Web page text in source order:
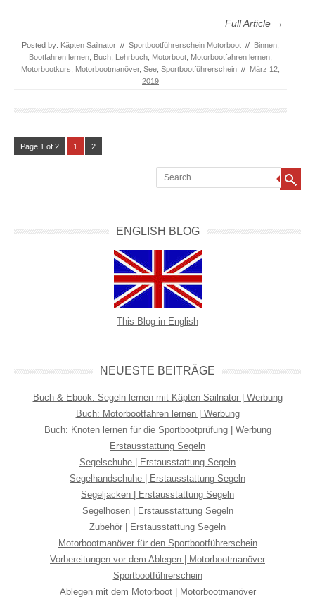
Full Article →
Posted by: Käpten Sailnator // Sportbootführerschein Motorboot // Binnen
Bootfahren lernen Buch Lehrbuch Motorboot Motorbootfahren lernen
Motorbootkurs
Motorbootmanöver, See Sportbootführerschein // März 12,
2019
Page 1 of 2 1 2
Search
ENGLISH BLOG
This Blog in English
NEUESTE BEITRÄGE
Buch & Ebook: Segeln lernen mit Käpten Sailnator | Werbung
Buch: Motorbootfahren lernen | Werbung
Buch: Knoten lernen für die Sportbootprüfung | Werbung
Erstausstattung Segeln
Segelschuhe | Erstausstattung Segeln
Segelhandschuhe | Erstausstattung Segeln
Segeljacken | Erstausstattung Segeln
Segelhosen | Erstausstattung Segeln
Zubehör | Erstausstattung Segeln
Motorbootmanöver für den Sportbootführerschein
Vorbereitungen vor dem Ablegen | Motorbootmanöver
Sportbootführerschein
Ablegen mit dem Motorboot | Motorbootmanöver